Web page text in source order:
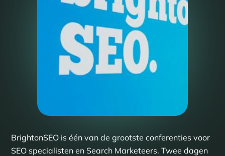
BrightonSEO is één van de grootste conferenties voor
SEO specialisten en Search Marketeers. Twee dagen